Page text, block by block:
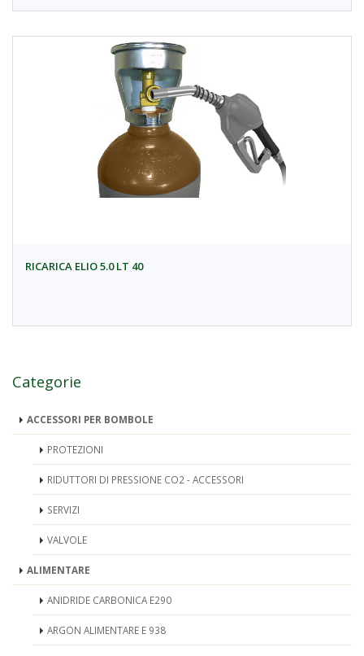
RICARICA ELIO 5.0 LT 40
Categorie
ACCESSORI PER BOMBOLE
PROTEZIONI
RIDUTTORI DI PRESSIONE CO2 - ACCESSORI
SERVIZI
VALVOLE
ALIMENTARE
ANIDRIDE CARBONICA E290
ARGON ALIMENTARE E 938